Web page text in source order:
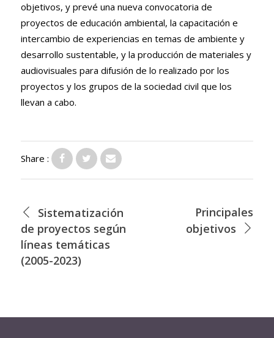
objetivos, y prevé una nueva convocatoria de
proyectos de educación ambiental, la capacitación e
intercambio de experiencias en temas de ambiente y
desarrollo sustentable, y la producción de materiales y
audiovisuales para difusión de lo realizado por los
proyectos y los grupos de la sociedad civil que los
llevan a cabo.
Share :
Sistematización
de proyectos según
líneas temáticas
(2005-2023)
Principales
objetivos